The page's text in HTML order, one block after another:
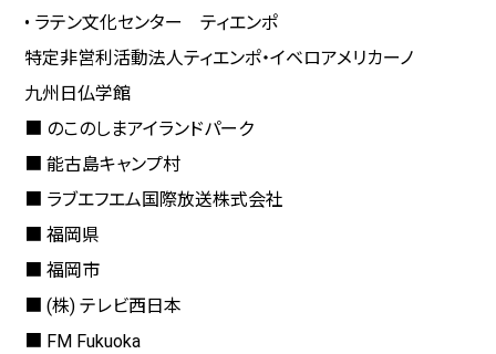
• ラテン文化センター ティエンポ
特定非営利活動法人ティエンポ・イベロアメリカーノ
九州日仏学館
■ のこのしまアイランドパーク
■ 能古島キャンプ村
■ ラブエフエム国際放送株式会社
■ 福岡県
■ 福岡市
■ (株) テレビ西日本
■ FM Fukuoka